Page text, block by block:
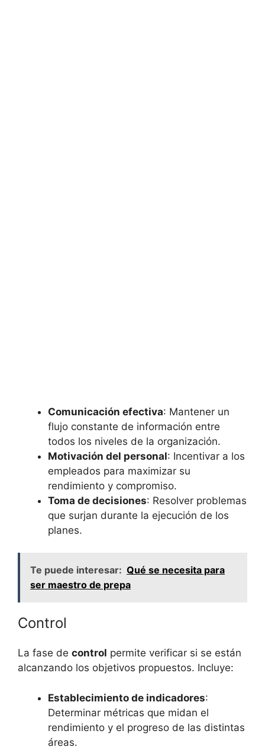
Comunicación efectiva: Mantener un
flujo constante de información entre
todos los niveles de la organización.
Motivación del personal: Incentivar a los
empleados para maximizar su
rendimiento y compromiso.
Toma de decisiones: Resolver problemas
que surjan durante la ejecución de los
planes.
Te puede interesar: Qué se necesita para
ser maestro de prepa
Control
La fase de control permite verificar si se están
alcanzando los objetivos propuestos. Incluye:
Establecimiento de indicadores:
Determinar métricas que midan el
rendimiento y el progreso de las distintas
áreas.